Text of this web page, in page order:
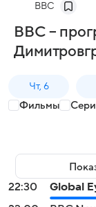
BBC
BBC –
Чт, 6
Фильмы
22:30
Global